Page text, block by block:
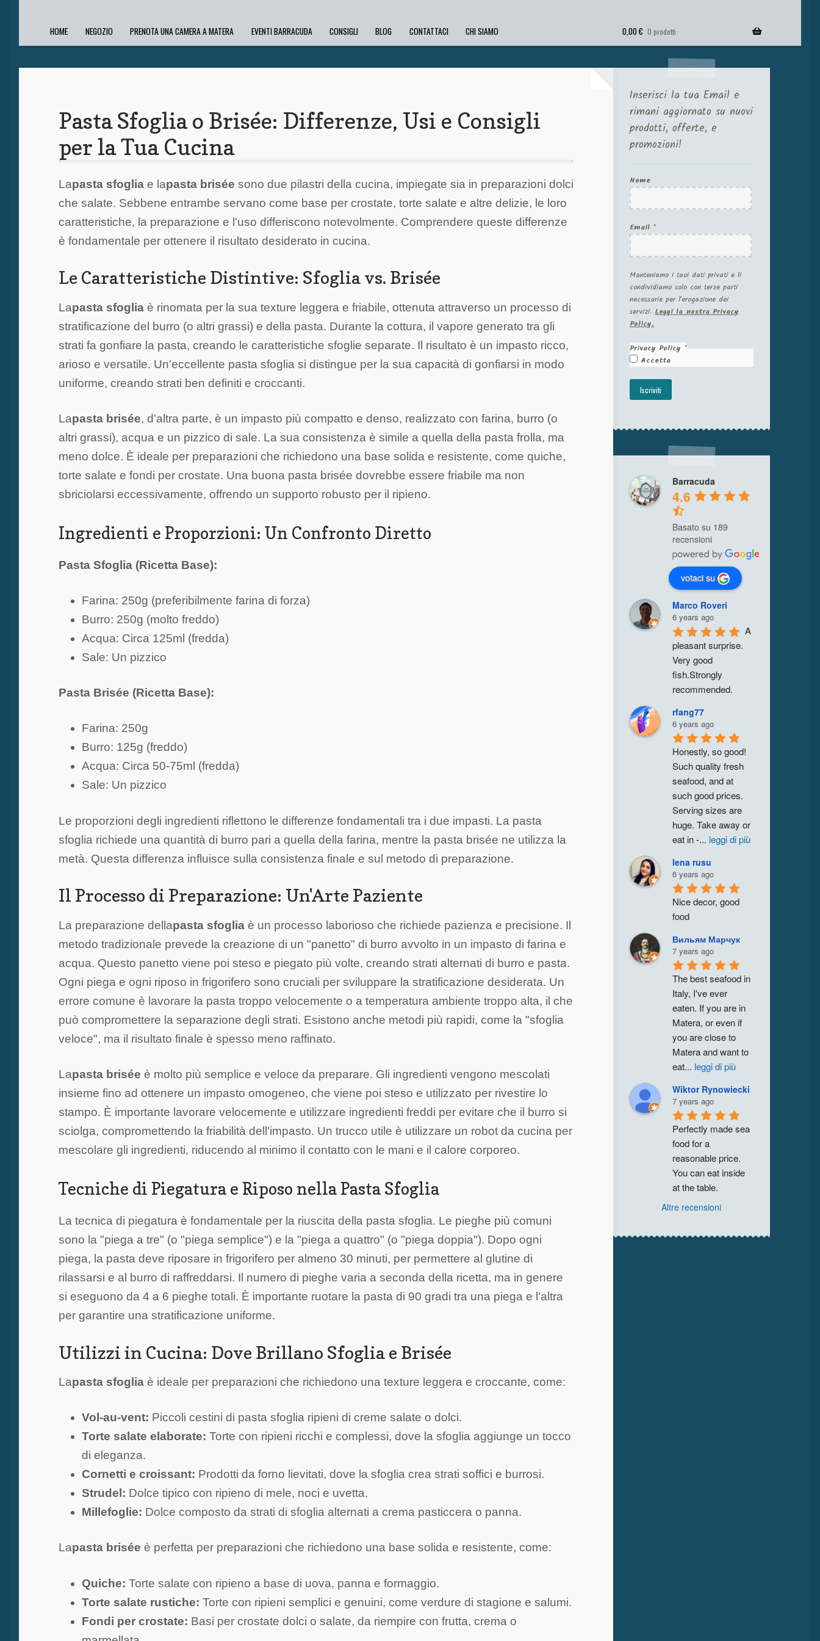
HOME NEGOZIO PRENOTA UNA CAMERA A MATERA EVENTI BARRACUDA CONSIGLI BLOG CONTATTACI CHI SIAMO 0,00€ 0 prodotti
Pasta Sfoglia o Brisée: Differenze, Usi e Consigli
per la Tua Cucina
Lapasta sfoglia e lapasta brisée sono due pilastri della cucina, impiegate sia in preparazioni dolci
che salate. Sebbene entrambe servano come base per crostate, torte salate e altre delizie, le loro
caratteristiche, la preparazione e l'uso differiscono notevolmente. Comprendere queste differenze
è fondamentale per ottenere il risultato desiderato in cucina.
Le Caratteristiche Distintive: Sfoglia vs. Brisée
Lapasta sfoglia è rinomata per la sua texture leggera e friabile, ottenuta attraverso un processo di
stratificazione del burro (o altri grassi) e della pasta. Durante la cottura, il vapore generato tra gli
strati fa gonfiare la pasta, creando le caratteristiche sfoglie separate. Il risultato è un impasto ricco,
arioso e versatile. Un'eccellente pasta sfoglia si distingue per la sua capacità di gonfiarsi in modo
uniforme, creando strati ben definiti e croccanti.
Lapasta brisée, d'altra parte, è un impasto più compatto e denso, realizzato con farina, burro (o
altri grassi), acqua e un pizzico di sale. La sua consistenza è simile a quella della pasta frolla, ma
meno dolce. È ideale per preparazioni che richiedono una base solida e resistente, come quiche,
torte salate e fondi per crostate. Una buona pasta brisée dovrebbe essere friabile ma non
sbriciolarsi eccessivamente, offrendo un supporto robusto per il ripieno.
Ingredienti e Proporzioni: Un Confronto Diretto
Pasta Sfoglia (Ricetta Base):
Farina: 250g (preferibilmente farina di forza)
Burro: 250g (molto freddo)
Acqua: Circa 125ml (fredda)
Sale: Un pizzico
Pasta Brisée (Ricetta Base):
Farina: 250g
Burro: 125g (freddo)
Acqua: Circa 50-75ml (fredda)
Sale: Un pizzico
Le proporzioni degli ingredienti riflettono le differenze fondamentali tra i due impasti. La pasta
sfoglia richiede una quantità di burro pari a quella della farina, mentre la pasta brisée ne utilizza la
metà. Questa differenza influisce sulla consistenza finale e sul metodo di preparazione.
Il Processo di Preparazione: Un'Arte Paziente
La preparazione dellapasta sfoglia è un processo laborioso che richiede pazienza e precisione. Il
metodo tradizionale prevede la creazione di un "panetto" di burro avvolto in un impasto di farina e
acqua. Questo panetto viene poi steso e piegato più volte, creando strati alternati di burro e pasta.
Ogni piega e ogni riposo in frigorifero sono cruciali per sviluppare la stratificazione desiderata. Un
errore comune è lavorare la pasta troppo velocemente o a temperatura ambiente troppo alta, il che
può compromettere la separazione degli strati. Esistono anche metodi più rapidi, come la "sfoglia
veloce", ma il risultato finale è spesso meno raffinato.
Lapasta brisée è molto più semplice e veloce da preparare. Gli ingredienti vengono mescolati
insieme fino ad ottenere un impasto omogeneo, che viene poi steso e utilizzato per rivestire lo
stampo. È importante lavorare velocemente e utilizzare ingredienti freddi per evitare che il burro si
sciolga, compromettendo la friabilità dell'impasto. Un trucco utile è utilizzare un robot da cucina per
mescolare gli ingredienti, riducendo al minimo il contatto con le mani e il calore corporeo.
Tecniche di Piegatura e Riposo nella Pasta Sfoglia
La tecnica di piegatura è fondamentale per la riuscita della pasta sfoglia. Le pieghe più comuni
sono la "piega a tre" (o "piega semplice") e la "piega a quattro" (o "piega doppia"). Dopo ogni
piega, la pasta deve riposare in frigorifero per almeno 30 minuti, per permettere al glutine di
rilassarsi e al burro di raffreddarsi. Il numero di pieghe varia a seconda della ricetta, ma in genere
si eseguono da 4 a 6 pieghe totali. È importante ruotare la pasta di 90 gradi tra una piega e l'altra
per garantire una stratificazione uniforme.
Utilizzi in Cucina: Dove Brillano Sfoglia e Brisée
Lapasta sfoglia è ideale per preparazioni che richiedono una texture leggera e croccante, come:
Vol-au-vent: Piccoli cestini di pasta sfoglia ripieni di creme salate o dolci.
Torte salate elaborate: Torte con ripieni ricchi e complessi, dove la sfoglia aggiunge un tocco
di eleganza.
Cornetti e croissant: Prodotti da forno lievitati, dove la sfoglia crea strati soffici e burrosi.
Strudel: Dolce tipico con ripieno di mele, noci e uvetta.
Millefoglie: Dolce composto da strati di sfoglia alternati a crema pasticcera o panna.
Lapasta brisée è perfetta per preparazioni che richiedono una base solida e resistente, come:
Quiche: Torte salate con ripieno a base di uova, panna e formaggio.
Torte salate rustiche: Torte con ripieni semplici e genuini, come verdure di stagione e salumi.
Fondi per crostate: Basi per crostate dolci o salate, da riempire con frutta, crema o
Inserisci la tua Email e
rimani aggiornato su nuovi
prodotti, offerte, e
promozioni!
Nome
Email *
Manteniamo i tuoi dati privati e li
condividiamo solo con terze parti
necessarie per l'erogazione dei
servizi.Leggi la nostra Privacy
Policy.
Privacy Policy *
Accetta
Barracuda
4.6
Basato su 189
recensioni
votaci su
Marco Roveri
6 years ago
A
pleasant surprise.
Very good
fish.Strongly
recommended.
rfang77
6 years ago
Honestly, so good!
Such quality fresh
seafood, and at
such good prices.
Serving sizes are
huge. Take away or
eat in -... leggi di più
lena rusu
6 years ago
Nice decor, good
food
Вильям Марчук
7 years ago
The best seafood in
Italy, I've ever
eaten. If you are in
Matera, or even if
you are close to
Matera and want to
eat... leggi di più
Wiktor Rynowiecki
7 years ago
Perfectly made sea
food for a
reasonable price.
You can eat inside
at the table.
Altre recensioni